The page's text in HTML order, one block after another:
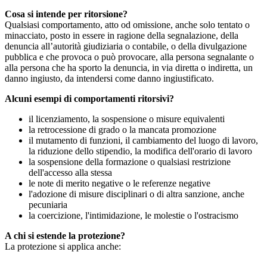
Cosa si intende per ritorsione?
Qualsiasi comportamento, atto od omissione, anche solo tentato o
minacciato, posto in essere in ragione della segnalazione, della
denuncia all’autorità giudiziaria o contabile, o della divulgazione
pubblica e che provoca o può provocare, alla persona segnalante o
alla persona che ha sporto la denuncia, in via diretta o indiretta, un
danno ingiusto, da intendersi come danno ingiustificato.
Alcuni esempi di comportamenti ritorsivi?
il licenziamento, la sospensione o misure equivalenti
la retrocessione di grado o la mancata promozione
il mutamento di funzioni, il cambiamento del luogo di lavoro,
la riduzione dello stipendio, la modifica dell'orario di lavoro
la sospensione della formazione o qualsiasi restrizione
dell'accesso alla stessa
le note di merito negative o le referenze negative
l'adozione di misure disciplinari o di altra sanzione, anche
pecuniaria
la coercizione, l'intimidazione, le molestie o l'ostracismo
A chi si estende la protezione?
La protezione si applica anche: